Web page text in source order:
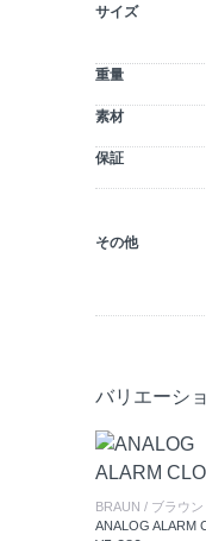
サイズ
重量
素材
保証
その他
バリエーシ
BRAUN / ブラウン
ANALOG ALARM